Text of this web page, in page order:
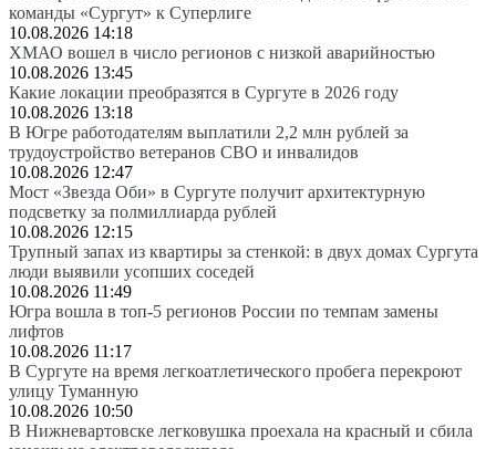
команды «Сургут» к Суперлиге
10.08.2026 14:18
ХМАО вошел в число регионов с низкой аварийностью
10.08.2026 13:45
Какие локации преобразятся в Сургуте в 2026 году
10.08.2026 13:18
В Югре работодателям выплатили 2,2 млн рублей за
трудоустройство ветеранов СВО и инвалидов
10.08.2026 12:47
Мост «Звезда Оби» в Сургуте получит архитектурную
подсветку за полмиллиарда рублей
10.08.2026 12:15
Трупный запах из квартиры за стенкой: в двух домах Сургута
люди выявили усопших соседей
10.08.2026 11:49
Югра вошла в топ-5 регионов России по темпам замены
лифтов
10.08.2026 11:17
В Сургуте на время легкоатлетического пробега перекроют
улицу Туманную
10.08.2026 10:50
В Нижневартовске легковушка проехала на красный и сбила